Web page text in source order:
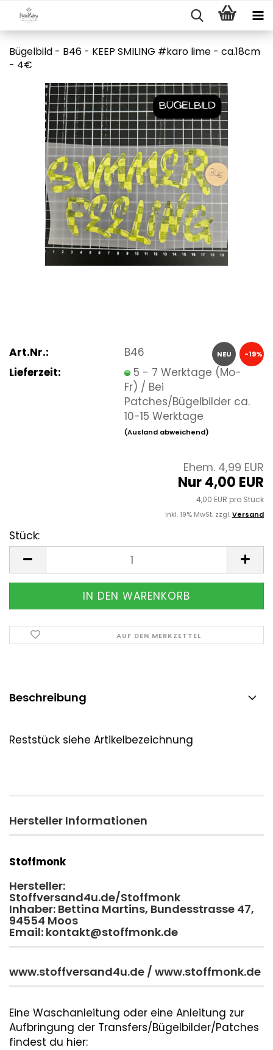
Bügelbild - B46 - KEEP SMILING #karo lime - ca.18cm
- 4€
NEU -19%
Art.Nr.:
B46
Lieferzeit:
5 - 7 Werktage (Mo-
Fr) / Bei
Patches/Bügelbilder ca.
10-15 Werktage
(Ausland abweichend)
Ehem. 4,99 EUR
Nur 4,00 EUR
4,00 EUR pro Stück
inkl. 19% MwSt. zzgl.Versand
Stück:
AUF DEN MERKZETTEL
Beschreibung
Reststück siehe Artikelbezeichnung
Hersteller Informationen
Stoffmonk
Hersteller:
Stoffversand4u.de/Stoffmonk
Inhaber: Bettina Martins, Bundesstrasse 47,
94554 Moos
Email: kontakt@stoffmonk.de
www.stoffversand4u.de / www.stoffmonk.de
Eine Waschanleitung oder eine Anleitung zur
Aufbringung der Transfers/Bügelbilder/Patches
findest du hier: